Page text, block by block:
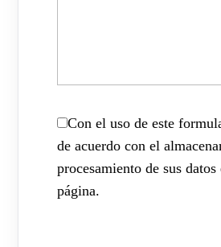
Con el uso de este
de acuerdo con el
procesamiento de sus datos
página.